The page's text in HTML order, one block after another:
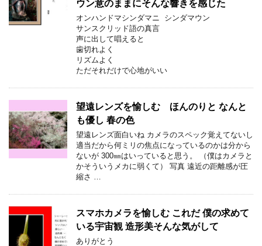
ウン意のままにそんな響きを感じた
オンハンドマシンダマニ シンダマウン
サンスクリッド語の真言
声に出して唱えると
歯切れよく
リズムよく
ただそれだけで心地がいい
望遠レンズを愉しむ ほんのりと なんと
も優し 春の色
望遠レンズ面白いね カメラのスペック覚えてないし
適当だから何ミリの焦点になっているのかは分から
ないが 300㎜はいっていると思う。 （僕はカメラと
かそういうメカに弱くて） 写真 遠近の距離感が圧
縮さ …
スマホカメラを愉しむ これだ 僕の求めて
いる宇宙観 造形美そんな気がして
ありがとう